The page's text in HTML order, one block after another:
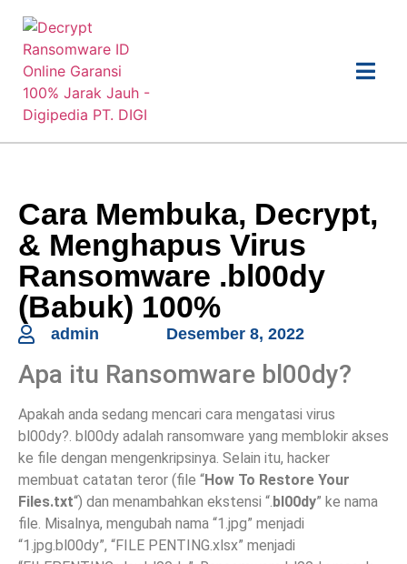
Cara Membuka, Decrypt,
& Menghapus Virus
Ransomware .bl00dy
(Babuk) 100%
admin Desember 8, 2022
Apa itu Ransomware bl00dy?
Apakah anda sedang mencari cara mengatasi virus
bl00dy?. bl00dy adalah ransomware yang memblokir akses
ke file dengan mengenkripsinya. Selain itu, hacker
membuat catatan teror (file “How To Restore Your
Files.txt“) dan menambahkan ekstensi “. bl00dy” ke nama
file. Misalnya, mengubah nama “1.jpg” menjadi
“1.jpg.bl00dy”, “FILE PENTING.xlsx” menjadi